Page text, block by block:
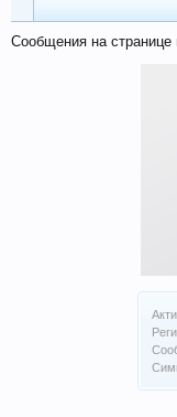
Сообщения на странице